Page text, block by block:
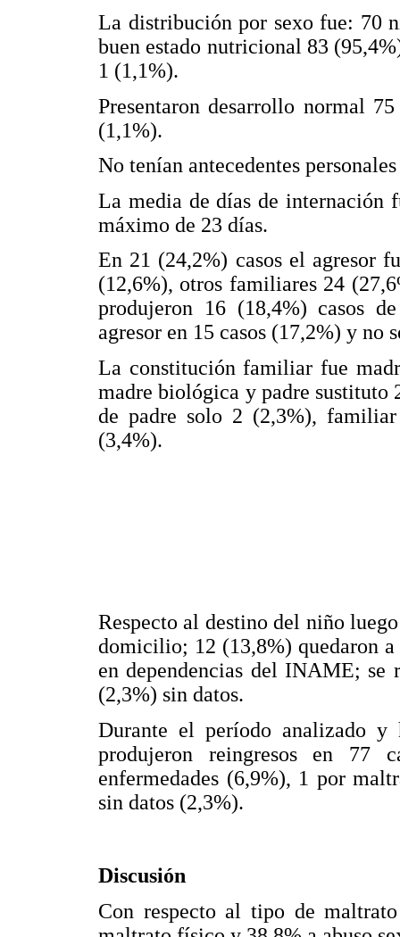
La distribución por sexo fue: 70
buen estado nutricional 83
1 (1,1%).
Presentaron desarrollo normal
(1,1%).
No tenían antecedentes
La media de días de internación
máximo de 23 días.
En 21 (24,2%) casos el agresor
(12,6%), otros familiares 24
produjeron 16 (18,4%) casos
agresor en 15 casos (17,2%) y no
La constitución familiar fue
madre biológica y padre sustituto
de padre solo 2 (2,3%),
(3,4%).
Respecto al destino del niño
domicilio; 12 (13,8%) quedaron
en dependencias del INAME; se
(2,3%) sin datos.
Durante el período analizado
produjeron reingresos en 77
enfermedades (6,9%), 1 por
sin datos (2,3%).
Discusión
Con respecto al tipo de